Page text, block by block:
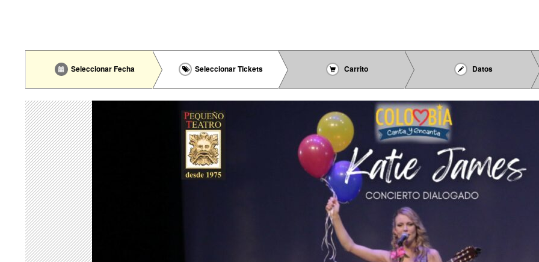
Seleccionar Fecha Seleccionar Tickets Carrito Datos